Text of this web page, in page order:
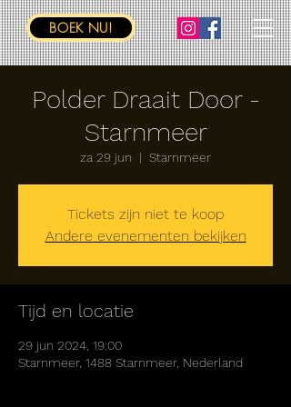
BOEK NU!
Polder Draait Door -
Starnmeer
za 29 jun
  |
Starnmeer
Tickets zijn niet te koop
Andere evenementen bekijken
Tijd en locatie
29 jun 2024, 19:00
Starnmeer, 1488 Starnmeer, Nederland